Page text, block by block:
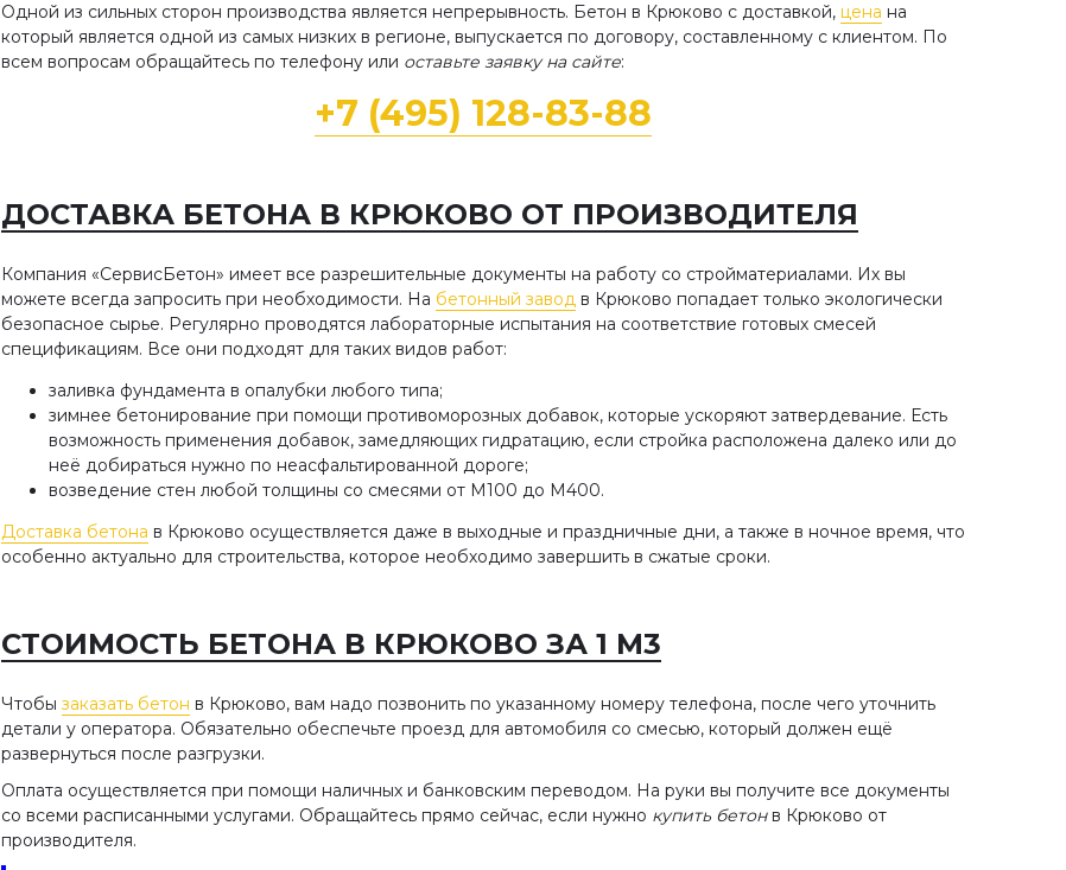
Одной из сильных сторон производства является непрерывность. Бетон в Крюково с доставкой, цена на
который является одной из самых низких в регионе, выпускается по договору, составленному с клиентом. По
всем вопросам обращайтесь по телефону или оставьте заявку на сайте:
+7 (495) 128-83-88
ДОСТАВКА БЕТОНА В КРЮКОВО ОТ ПРОИЗВОДИТЕЛЯ
Компания «СервисБетон» имеет все разрешительные документы на работу со стройматериалами. Их вы
можете всегда запросить при необходимости. На бетонный завод в Крюково попадает только экологически
безопасное сырье. Регулярно проводятся лабораторные испытания на соответствие готовых смесей
спецификациям. Все они подходят для таких видов работ:
заливка фундамента в опалубки любого типа;
зимнее бетонирование при помощи противоморозных добавок, которые ускоряют затвердевание. Есть
возможность применения добавок, замедляющих гидратацию, если стройка расположена далеко или до
неё добираться нужно по неасфальтированной дороге;
возведение стен любой толщины со смесями от М100 до М400.
Доставка бетона в Крюково осуществляется даже в выходные и праздничные дни, а также в ночное время, что
особенно актуально для строительства, которое необходимо завершить в сжатые сроки.
СТОИМОСТЬ БЕТОНА В КРЮКОВО ЗА 1 М3
Чтобы заказать бетон в Крюково, вам надо позвонить по указанному номеру телефона, после чего уточнить
детали у оператора. Обязательно обеспечьте проезд для автомобиля со смесью, который должен ещё
развернуться после разгрузки.
Оплата осуществляется при помощи наличных и банковским переводом. На руки вы получите все документы
со всеми расписанными услугами. Обращайтесь прямо сейчас, если нужно купить бетонв Крюково от
производителя.